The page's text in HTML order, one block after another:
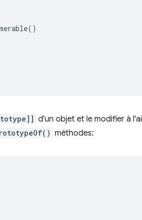
()
d'un objet et le modifier à
méthodes: